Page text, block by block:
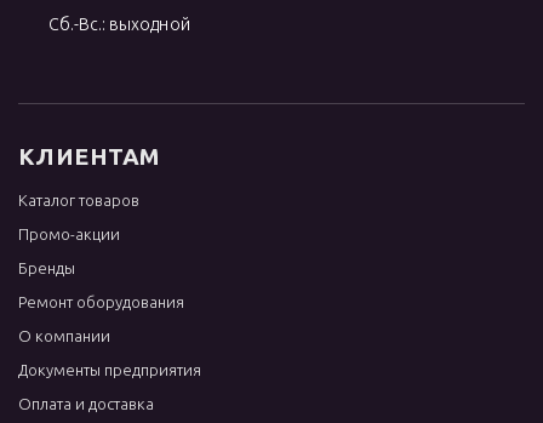
Сб.-Вс.: выходной
КЛИЕНТАМ
Каталог товаров
Промо-акции
Бренды
Ремонт оборудования
О компании
Документы предприятия
Оплата и доставка